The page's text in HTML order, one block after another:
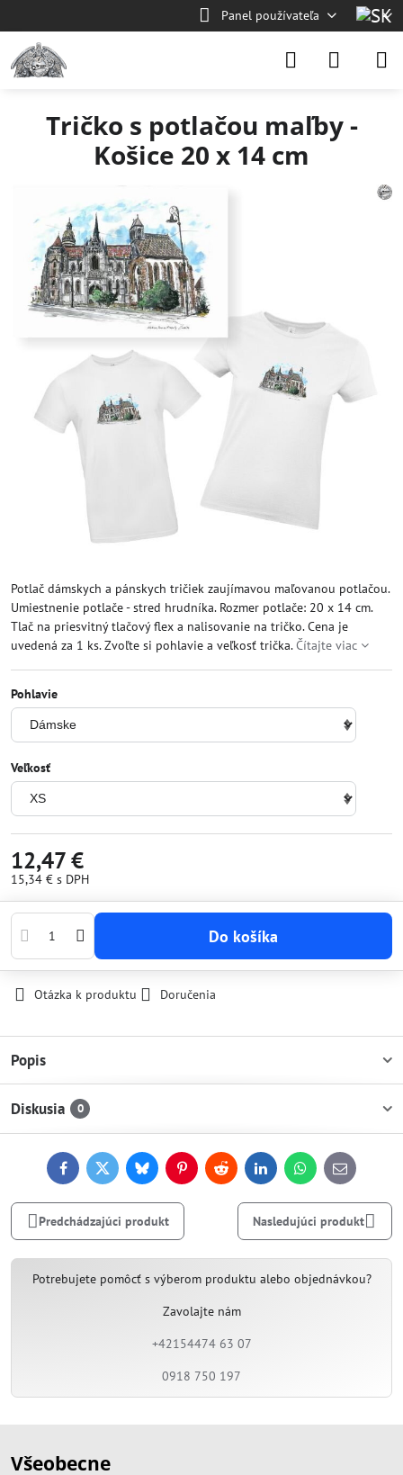
Panel používateľa
Tričko s potlačou maľby -
Košice 20 x 14 cm
Potlač dámskych a pánskych tričiek zaujímavou maľovanou potlačou.
Umiestnenie potlače - stred hrudníka. Rozmer potlače: 20 x 14 cm.
Tlač na priesvitný tlačový flex a nalisovanie na tričko. Cena je
uvedená za 1 ks. Zvoľte si pohlavie a veľkosť trička.Čítajte viac
Pohlavie
Veľkosť
12,47 €
15,34 € s DPH
Do košíka
Otázka k produktu Doručenia
Popis
Diskusia 0
FacebookTwitterBlueskyPinterestReddit LinkedInWhatsApp
E-
mail
Predchádzajúci produkt Nasledujúci produkt
Potrebujete pomôcť s výberom produktu alebo objednávkou?
Zavolajte nám
+42154474 63 07
0918 750 197
Všeobecne